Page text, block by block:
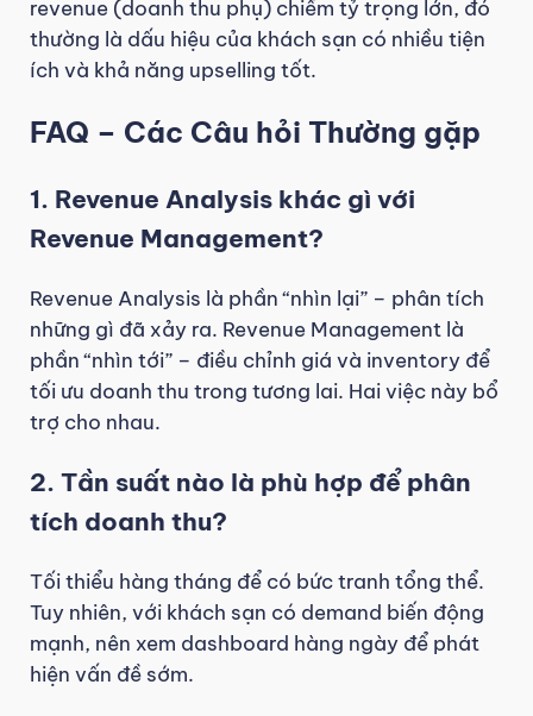
revenue (doanh thu phụ) chiếm tỷ trọng lớn, đó
thường là dấu hiệu của khách sạn có nhiều tiện
ích và khả năng upselling tốt.
FAQ – Các Câu hỏi Thường gặp
1. Revenue Analysis khác gì với
Revenue Management?
Revenue Analysis là phần “nhìn lại” – phân tích
những gì đã xảy ra. Revenue Management là
phần “nhìn tới” – điều chỉnh giá và inventory để
tối ưu doanh thu trong tương lai. Hai việc này bổ
trợ cho nhau.
2. Tần suất nào là phù hợp để phân
tích doanh thu?
Tối thiểu hàng tháng để có bức tranh tổng thể.
Tuy nhiên, với khách sạn có demand biến động
mạnh, nên xem dashboard hàng ngày để phát
hiện vấn đề sớm.